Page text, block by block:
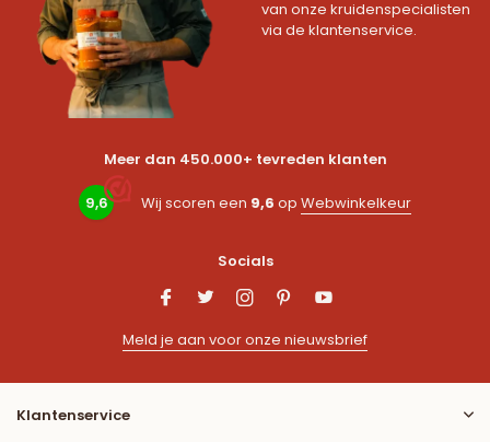
van onze kruidenspecialisten
via de klantenservice.
Meer dan 450.000+ tevreden klanten
9,6 Wij scoren een 9,6 op Webwinkelkeur
Socials
Meld je aan voor onze nieuwsbrief
Klantenservice